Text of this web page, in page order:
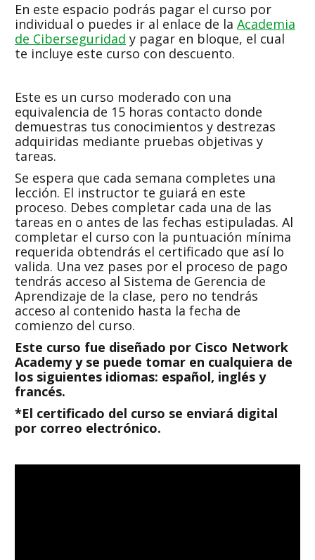
En este espacio podrás pagar el curso por
individual o puedes ir al enlace de la Academia
de Ciberseguridad y pagar en bloque, el cual
te incluye este curso con descuento.
Este es un curso moderado con una
equivalencia de 15 horas contacto donde
demuestras tus conocimientos y destrezas
adquiridas mediante pruebas objetivas y
tareas.
Se espera que cada semana completes una
lección. El instructor te guiará en este
proceso. Debes completar cada una de las
tareas en o antes de las fechas estipuladas. Al
completar el curso con la puntuación mínima
requerida obtendrás el certificado que así lo
valida. Una vez pases por el proceso de pago
tendrás acceso al Sistema de Gerencia de
Aprendizaje de la clase, pero no tendrás
acceso al contenido hasta la fecha de
comienzo del curso.
Este curso fue diseñado por Cisco Network
Academy y se puede tomar en cualquiera de
los siguientes idiomas: español, inglés y
francés.
*El certificado del curso se enviará digital
por correo electrónico.